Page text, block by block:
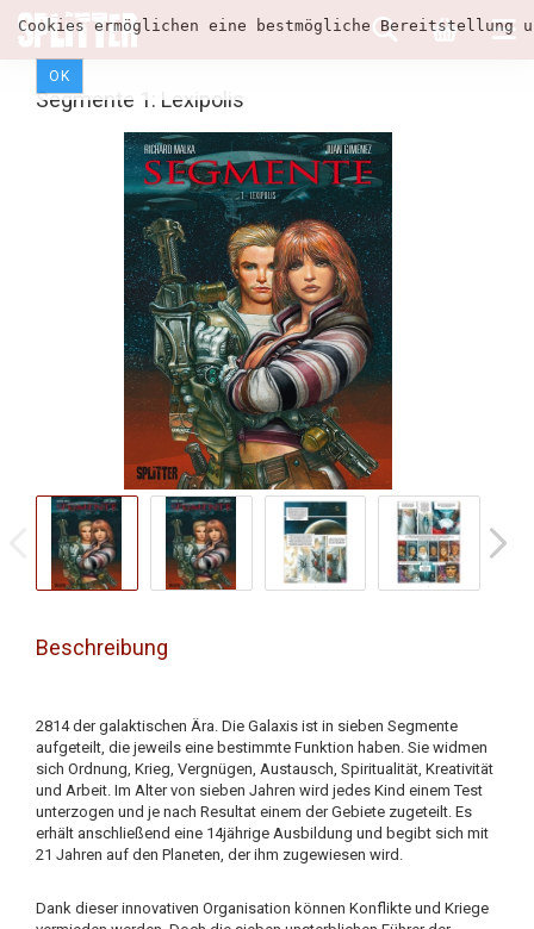
Cookies ermöglichen eine bestmögliche
OK
Segmente 1: Lexipolis
Beschreibung
2814 der galaktischen Ära. Die Galaxis ist in sieben Segmente
aufgeteilt, die jeweils eine bestimmte Funktion haben. Sie widmen
sich Ordnung, Krieg, Vergnügen, Austausch, Spiritualität, Kreativität
und Arbeit. Im Alter von sieben Jahren wird jedes Kind einem Test
unterzogen und je nach Resultat einem der Gebiete zugeteilt. Es
erhält anschließend eine 14jährige Ausbildung und begibt sich mit
21 Jahren auf den Planeten, der ihm zugewiesen wird.
Dank dieser innovativen Organisation können Konflikte und Kriege